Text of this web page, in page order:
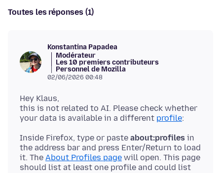
Toutes les réponses (1)
Konstantina Papadea
Modérateur
Les 10 premiers contributeurs
Personnel de Mozilla
02/06/2026 00:48
Hey Klaus,
this is not related to AI. Please check whether
your data is available in a different profile
Inside Firefox, type or paste about:profiles in
the address bar and press Enter/Return to load
it. The About Profiles page will open. This page
should list at least one profile and could list